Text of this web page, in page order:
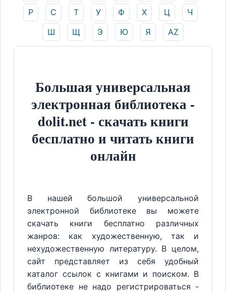
Р
С Т У Ф Х Ц
Ч
Ш
Щ Э Ю Я AZ
Большая универсальная
электронная библиотека -
dolit.net - скачать книги
бесплатно и читать книги
онлайн
В нашей большой универсальной
электронной библиотеке вы можете
скачать книги бесплатно различных
жанров: как художественную, так и
нехудожественную литературу. В целом,
сайт представляет из себя удобный
каталог ссылок с книгами и поиском. В
библиотеке не надо регистрироваться -